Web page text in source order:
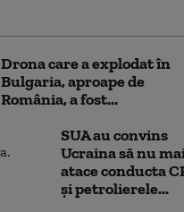
Drona care a explodat în
Bulgaria, aproape de
România, a fost...
SUA au convins
Ucraina să nu
atace conducta
şi petrolierele...